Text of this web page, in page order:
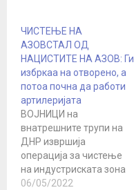
челик Азовстал ,
потврди заменик-
министерката за
одбрана на
Украина, Ана Малиар , а
украинската армија
објави дека
продолжуваат напорите
за спасување на
преостанатите борци
од…
ЧИСТЕЊЕ НА
АЗОВСТАЛ ОД
НАЦИСТИТЕ НА АЗОВ: Ги
избркаа на отворено, а
потоа почна да работи
артилеријата
ВОЈНИЦИ на
внатрешните трупи на
ДНР извршија
операција за чистење
на индустриската зона
во близина на
06/05/2022